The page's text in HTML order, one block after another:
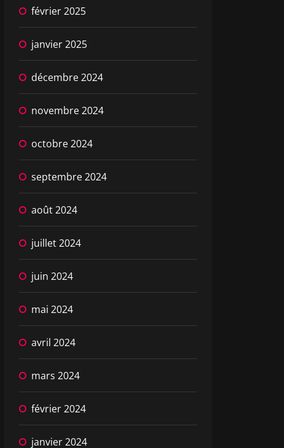
février 2025
janvier 2025
décembre 2024
novembre 2024
octobre 2024
septembre 2024
août 2024
juillet 2024
juin 2024
mai 2024
avril 2024
mars 2024
février 2024
janvier 2024